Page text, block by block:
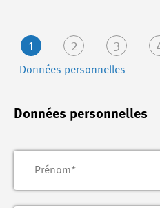
1 2 3
Données personnelles
Données personnelles